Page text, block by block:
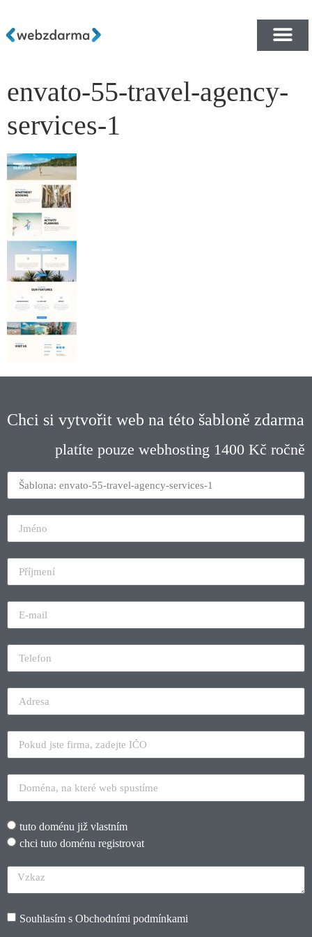
envato-55-travel-agency-
services-1
Chci si vytvořit web na této šabloně zdarma
platíte pouze webhosting 1400 Kč ročně
tuto doménu již vlastním
chci tuto doménu registrovat
Souhlasím s Obchodními podmínkami